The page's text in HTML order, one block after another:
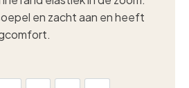
en zacht aan en heeft